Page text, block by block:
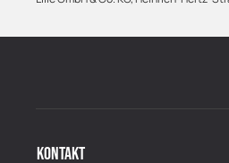
KONTAKT